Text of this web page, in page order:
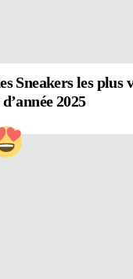
Sneakers les plus
2025